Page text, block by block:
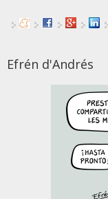
Efrén d'Andrés